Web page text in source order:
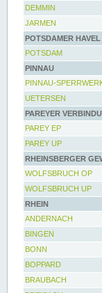
DEMMIN
JARMEN
POTSDAMER HAVEL
POTSDAM
PINNAU
PINNAU-
UETERSEN
PAREYER
PAREY EP
PAREY UP
RHEINSBERGER
WOLFSBRUCH OP
WOLFSBRUCH UP
RHEIN
ANDERNACH
BINGEN
BONN
BOPPARD
BRAUBACH